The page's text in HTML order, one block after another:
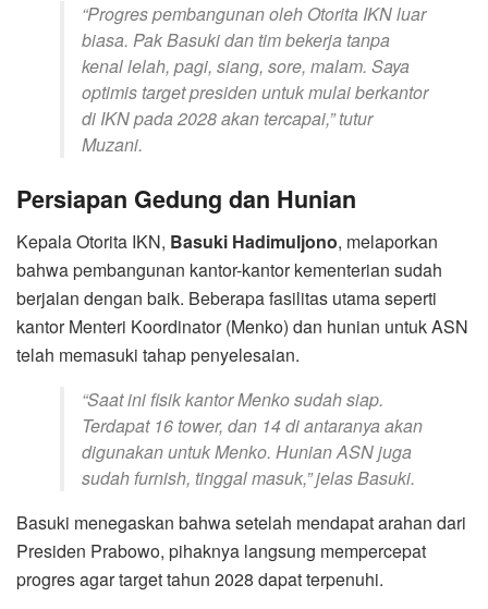
“Progres pembangunan oleh Otorita IKN luar
biasa. Pak Basuki dan tim bekerja tanpa
kenal lelah, pagi, siang, sore, malam. Saya
optimis target presiden untuk mulai berkantor
di IKN pada 2028 akan tercapai,”tutur
Muzani.
Persiapan Gedung dan Hunian
Kepala Otorita IKN, Basuki Hadimuljono, melaporkan
bahwa pembangunan kantor-kantor kementerian sudah
berjalan dengan baik. Beberapa fasilitas utama seperti
kantor Menteri Koordinator (Menko) dan hunian untuk ASN
telah memasuki tahap penyelesaian.
“Saat ini fisik kantor Menko sudah siap.
Terdapat 16 tower, dan 14 di antaranya akan
digunakan untuk Menko. Hunian ASN juga
sudah furnish, tinggal masuk,”jelas Basuki.
Basuki menegaskan bahwa setelah mendapat arahan dari
Presiden Prabowo, pihaknya langsung mempercepat
progres agar target tahun 2028 dapat terpenuhi.